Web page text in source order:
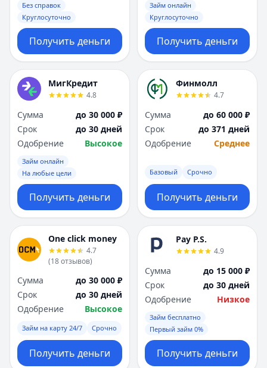
Без справок
Круглосуточно
Получить деньги
Займ онлайн
Круглосуточно
Получить деньги
МигКредит
4.8
Сумма
до 30 000 ₽
Срок
до 30 дней
Одобрение
Высокое
Займ онлайн
На любые цели
Получить деньги
Финмолл
4.7
Сумма
до 60 000 ₽
Срок
до 371 дней
Одобрение
Среднее
Базовый Срочно
Получить деньги
One click money
4.7
(18отзывов)
Сумма
до 30 000 ₽
Срок
до 30 дней
Одобрение
Высокое
Займ на карту 24/7 Срочно
Получить деньги
Pay P.S.
4.9
Сумма
до 15 000 ₽
Срок
до 30 дней
Одобрение
Низкое
Займ бесплатно
Первый займ 0%
Получить деньги